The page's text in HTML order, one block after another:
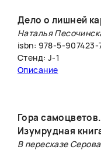
Дело о лишней
Наталья
isbn: 978-5-907423-
Стенд: J-1
Описание
Гора
Изумрудная
В пересказе